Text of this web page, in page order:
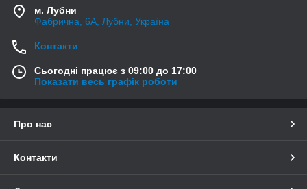
м. Лубни
Фабрична, 6А, Лубни, Україна
Контакти
Сьогодні працює з 09:00 до 17:00
Показати весь графік роботи
Про нас
Контакти